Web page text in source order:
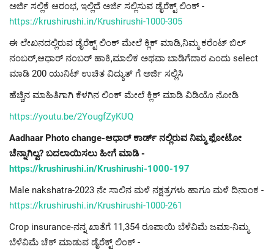
ಅರ್ಜಿ ಸಲ್ಲಿಕೆ ಆರಂಭ, ಇಲ್ಲಿದೆ ಅರ್ಜಿ ಸಲ್ಲಿಸುವ ಡೈರೆಕ್ಟ್ ಲಿಂಕ್ -
https://krushirushi.in/Krushirushi-1000-305
ಈ ಲೇಖನದಲ್ಲಿರುವ ಡೈರೆಕ್ಟ್ ಲಿಂಕ್ ಮೇಲೆ ಕ್ಲಿಕ್ ಮಾಡಿ,ನಿಮ್ಮ ಕರೆಂಟ್ ಬಿಲ್
ನಂಬರ್,ಆಧಾರ್ ನಂಬರ್ ಹಾಕಿ,ಮಾಲಿಕ ಅಥವಾ ಬಾಡಿಗೆದಾರ ಎಂದು select
ಮಾಡಿ 200 ಯುನಿಟ್ ಉಚಿತ ವಿದ್ಯುತ್ ಗೆ ಅರ್ಜಿ ಸಲ್ಲಿಸಿ
ಹೆಚ್ಚಿನ ಮಾಹಿತಿಗಾಗಿ ಕೆಳಗಿನ ಲಿಂಕ್ ಮೇಲೆ ಕ್ಲಿಕ್ ಮಾಡಿ ವಿಡಿಯೊ ನೋಡಿ
https://youtu.be/2YougfZyKUQ
Aadhaar Photo change-ಆಧಾರ್ ಕಾರ್ಡ್ ನಲ್ಲಿರುವ ನಿಮ್ಮ ಫೋಟೋ
ಚೆನ್ನಾಗಿಲ್ವ? ಬದಲಾಯಿಸಲು ಹೀಗೆ ಮಾಡಿ -
https://krushirushi.in/Krushirushi-1000-197
Male nakshatra-2023 ನೇ ಸಾಲಿನ ಮಳೆ ನಕ್ಷತ್ರಗಳು ಹಾಗೂ ಮಳೆ ದಿನಾಂಕ -
https://krushirushi.in/Krushirushi-1000-261
Crop insurance-ನನ್ನ ಖಾತೆಗೆ 11,354 ರೂಪಾಯಿ ಬೆಳೆವಿಮೆ ಜಮಾ-ನಿಮ್ಮ
ಬೆಳೆವಿಮೆ ಚೆಕ್ ಮಾಡುವ ಡೈರೆಕ್ಟ್ ಲಿಂಕ್ -